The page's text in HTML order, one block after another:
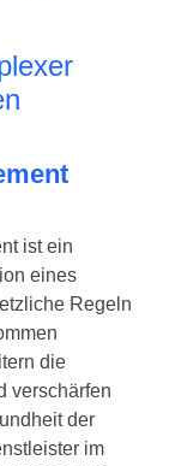
ist ein
eines
Regeln
die
verschärfen
der
im